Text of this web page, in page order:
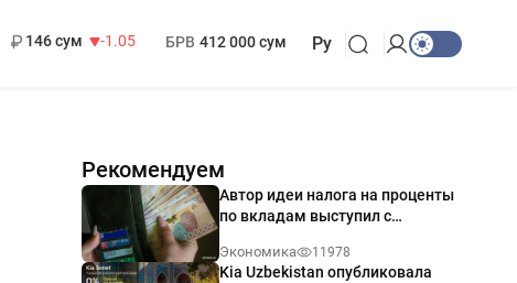
146 сум
-1.05
БРВ 412 000 сум Ру
Рекомендуем
Автор идеи налога на проценты
по вкладам выступил с
Экономика 11978
Kia Uzbekistan опубликовала